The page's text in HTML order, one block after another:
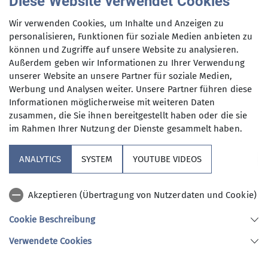
Deutscher Alpenverein Landesverband Berlin e.V.
Peter Brunnert
Bergsteigen und andere
Missverständnisse
Literarischer Vortrag
Termin: Montag, 17. März 2025, 19.30 (Einlass 18.30)
mehr erfahren
2024 2025 2026 Feste Filmabend
Mitgliederversammlung Natur Verein
Vorstandsmitteilung Vortrag
Unsere Sektion
Kooperationspartner
Sektion AlpinClub Berlin des Deutschen Alpenvereins e.V.
Wir verwenden Cookies, um Inhalte und Anzeigen zu
personalisieren, Funktionen für soziale Medien anbieten zu
können und Zugriffe auf unsere Website zu analysieren.
Außerdem geben wir Informationen zu Ihrer Verwendung
unserer Website an unsere Partner für soziale Medien,
Werbung und Analysen weiter. Unsere Partner führen diese
Informationen möglicherweise mit weiteren Daten
zusammen, die Sie ihnen bereitgestellt haben oder die sie
im Rahmen Ihrer Nutzung der Dienste gesammelt haben.
ANALYTICS SYSTEM YOUTUBE VIDEOS
Akzeptieren (Übertragung von Nutzerdaten und Cookie)
Cookie Beschreibung
Verwendete Cookies